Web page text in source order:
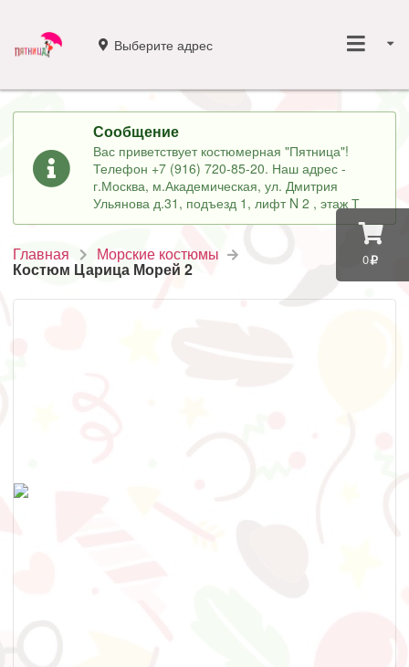
0
Выберите адрес
Сообщение
Вас приветствует костюмерная "Пятница"!
Телефон +7 (916) 720-85-20. Наш адрес -
г.Москва, м.Академическая, ул. Дмитрия
Ульянова д.31, подъезд 1, лифт N 2 , этаж Т
Главная Морские костюмы
Костюм Царица Морей 2